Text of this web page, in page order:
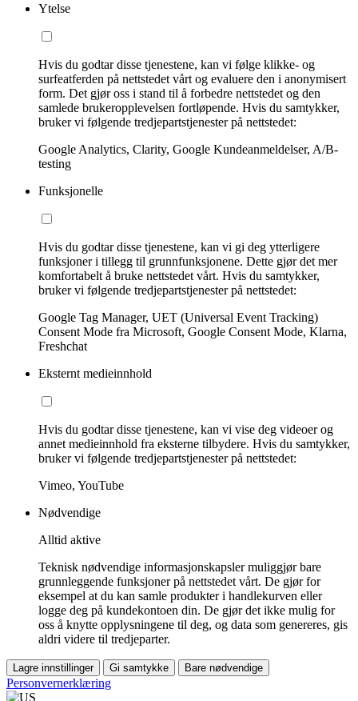
Ytelse
Hvis du godtar disse tjenestene, kan vi følge klikke- og
surfeatferden på nettstedet vårt og evaluere den i anonymisert
form. Det gjør oss i stand til å forbedre nettstedet og den
samlede brukeropplevelsen fortløpende. Hvis du samtykker,
bruker vi følgende tredjepartstjenester på nettstedet:
Google Analytics, Clarity, Google Kundeanmeldelser, A/B-
testing
Funksjonelle
Hvis du godtar disse tjenestene, kan vi gi deg ytterligere
funksjoner i tillegg til grunnfunksjonene. Dette gjør det mer
komfortabelt å bruke nettstedet vårt. Hvis du samtykker,
bruker vi følgende tredjepartstjenester på nettstedet:
Google Tag Manager, UET (Universal Event Tracking)
Consent Mode fra Microsoft, Google Consent Mode, Klarna,
Freshchat
Eksternt medieinnhold
Hvis du godtar disse tjenestene, kan vi vise deg videoer og
annet medieinnhold fra eksterne tilbydere. Hvis du samtykker,
bruker vi følgende tredjepartstjenester på nettstedet:
Vimeo, YouTube
Nødvendige
Alltid aktive
Teknisk nødvendige informasjonskapsler muliggjør bare
grunnleggende funksjoner på nettstedet vårt. De gjør for
eksempel at du kan samle produkter i handlekurven eller
logge deg på kundekontoen din. De gjør det ikke mulig for
oss å knytte opplysningene til deg, og data som genereres, gis
aldri videre til tredjeparter.
Lagre innstillinger Gi samtykke Bare nødvendige
Personvernerklæring